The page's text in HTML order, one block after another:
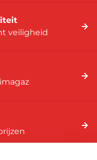
veiligheid